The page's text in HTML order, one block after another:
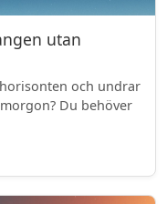
utan
och undrar
Du behöver